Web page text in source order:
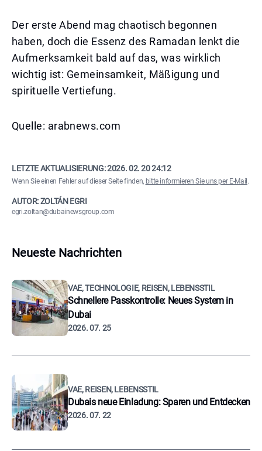
Der erste Abend mag chaotisch begonnen
haben, doch die Essenz des Ramadan lenkt die
Aufmerksamkeit bald auf das, was wirklich
wichtig ist: Gemeinsamkeit, Mäßigung und
spirituelle Vertiefung.
Quelle: arabnews.com
LETZTE AKTUALISIERUNG:2026. 02. 20 24:12
Wenn Sie einen Fehler auf dieser Seite finden, bitte informieren Sie uns per E-Mail .
AUTOR: ZOLTÁN EGRI
egri.zoltan@dubainewsgroup.com
Neueste Nachrichten
VAE, TECHNOLOGIE, REISEN, LEBENSSTIL
Schnellere Passkontrolle: Neues System in
Dubai
2026. 07. 25
VAE, REISEN, LEBENSSTIL
Dubais neue Einladung: Sparen und Entdecken
2026. 07. 22